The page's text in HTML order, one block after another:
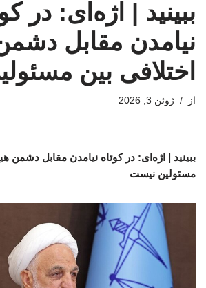
ببینید | اژه‌ای: در
نیامدن مقابل
اختلافی بین
از ژوئن 3, 2026
ببینید | اژه‌ای: در کوتاه نیامدن مقابل دشمن
مسئولین نیست